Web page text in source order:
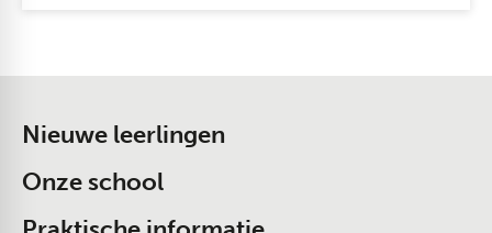
Nieuwe leerlingen
Onze school